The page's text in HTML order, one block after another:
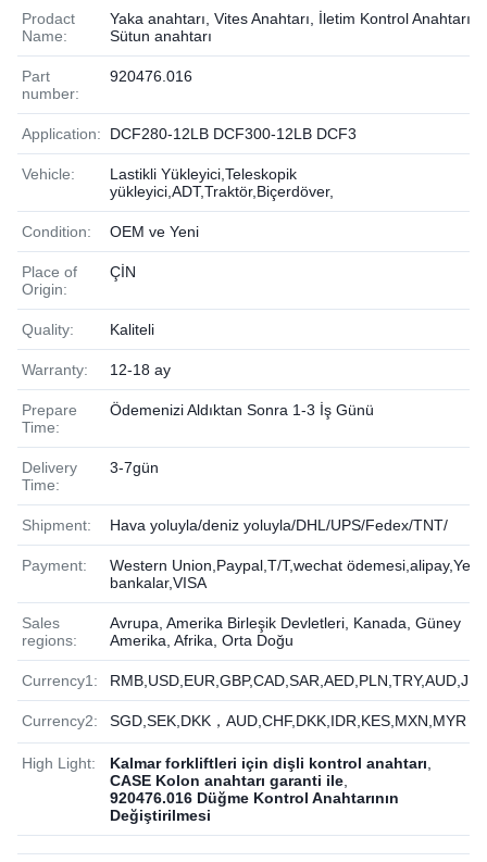
Prodact
Name:
Yaka anahtarı, Vites Anahtarı, İletim Kontrol Anahtarı.
Sütun anahtarı
Part
number:
920476.016
Application: DCF280-12LB DCF300-12LB DCF3
Vehicle:
Lastikli Yükleyici,Teleskopik
yükleyici,ADT,Traktör,Biçerdöver,
Condition: OEM ve Yeni
Place of
Origin:
ÇİN
Quality: Kaliteli
Warranty: 12-18 ay
Prepare
Time:
Ödemenizi Aldıktan Sonra 1-3 İş Günü
Delivery
Time:
3-7gün
Shipment: Hava yoluyla/deniz yoluyla/DHL/UPS/Fedex/TNT/
Payment:
Western Union,Paypal,T/T,wechat ödemesi,alipay,Yerel
bankalar,VISA
Sales
regions:
Avrupa, Amerika Birleşik Devletleri, Kanada, Güney
Amerika, Afrika, Orta Doğu
Currency1: RMB,USD,EUR,GBP,CAD,SAR,AED,PLN,TRY,AUD,JPY
Currency2: SGD,SEK,DKK，AUD,CHF,DKK,IDR,KES,MXN,MYR
High Light: Kalmar forkliftleri için dişli kontrol anahtarı
CASE Kolon anahtarı garanti ile
920476.016 Düğme Kontrol Anahtarının
Değiştirilmesi